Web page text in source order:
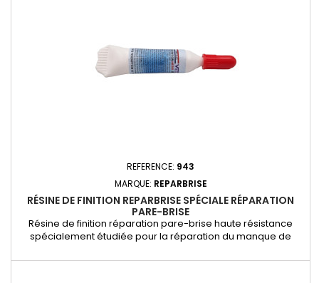
REFERENCE: 943
MARQUE: REPARBRISE
RÉSINE DE FINITION REPARBRISE SPÉCIALE RÉPARATION
PARE-BRISE
Résine de finition réparation pare-brise haute résistance
spécialement étudiée pour la réparation du manque de
60 réparations. TRÈS IMPORTANT POUR VOTRE SÉCURITÉ: Nos